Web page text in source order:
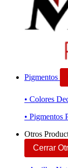
Pigmentos
• Colores
• Pigmentos
Otros
Cerrar